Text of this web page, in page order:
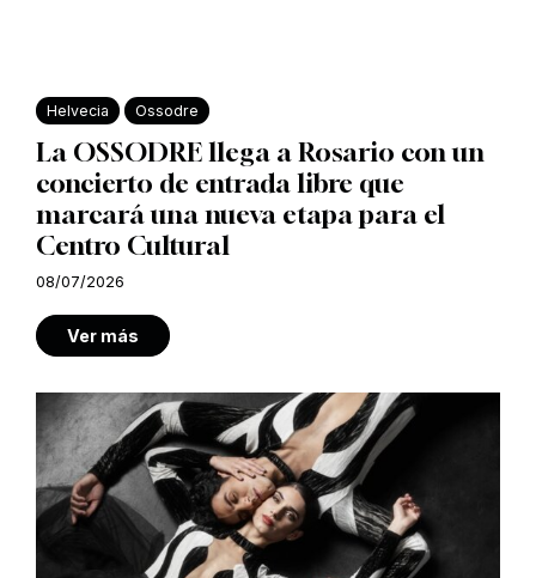
Helvecia Ossodre
La OSSODRE llega a Rosario con un
concierto de entrada libre que
marcará una nueva etapa para el
Centro Cultural
08/07/2026
Ver más